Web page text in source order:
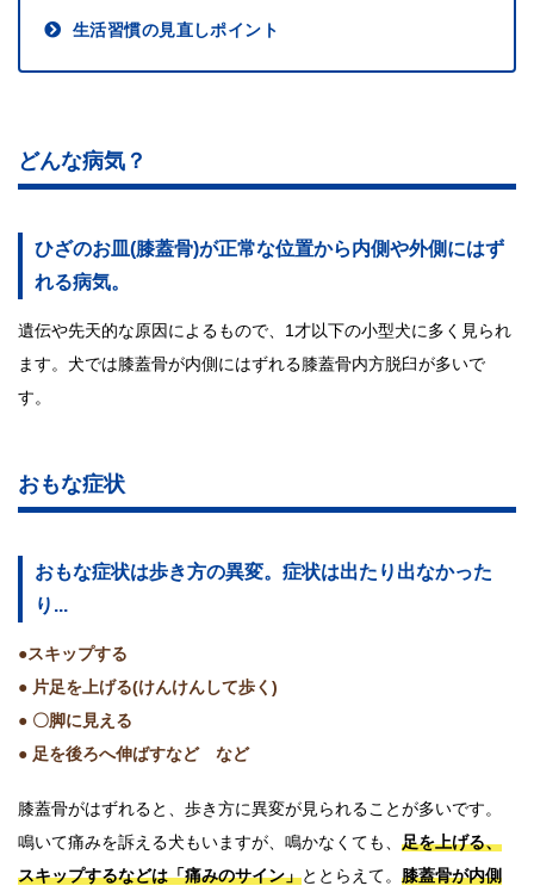
生活習慣の見直しポイント
どんな病気？
ひざのお皿(膝蓋骨)が正常な位置から内側や外側にはず
れる病気。
遺伝や先天的な原因によるもので、1才以下の小型犬に多く見られ
ます。犬では膝蓋骨が内側にはずれる膝蓋骨内方脱臼が多いで
す。
おもな症状
おもな症状は歩き方の異変。症状は出たり出なかった
り...
●スキップする
● 片足を上げる(けんけんして歩く)
● 〇脚に見える
● 足を後ろへ伸ばすなど など
膝蓋骨がはずれると、歩き方に異変が見られることが多いです。
鳴いて痛みを訴える犬もいますが、鳴かなくても、 足を上げる、
スキップするなどは「痛みのサイン」ととらえて。 膝蓋骨が内側